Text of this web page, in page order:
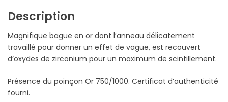
Description
Magnifique bague en or dont l’anneau délicatement
travaillé pour donner un effet de vague, est recouvert
d’oxydes de zirconium pour un maximum de scintillement.
Présence du poinçon Or 750/1000. Certificat d’authenticité
fourni.